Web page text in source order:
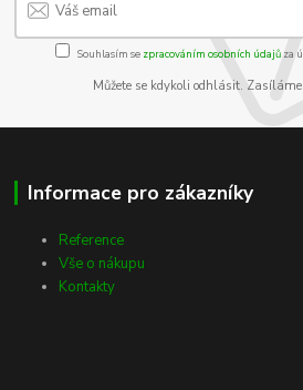
Souhlasím se zpracováním osobních údajůza
Můžete se kdykoli odhlásit.
Informace pro zákazníky
Reference
Vše o nákupu
Kontakty